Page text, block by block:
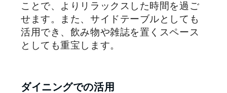
ことで、よりリラックスした時間を過ご
せます。また、サイドテーブルとしても
活用でき、飲み物や雑誌を置くスペース
としても重宝します。
ダイニングでの活用